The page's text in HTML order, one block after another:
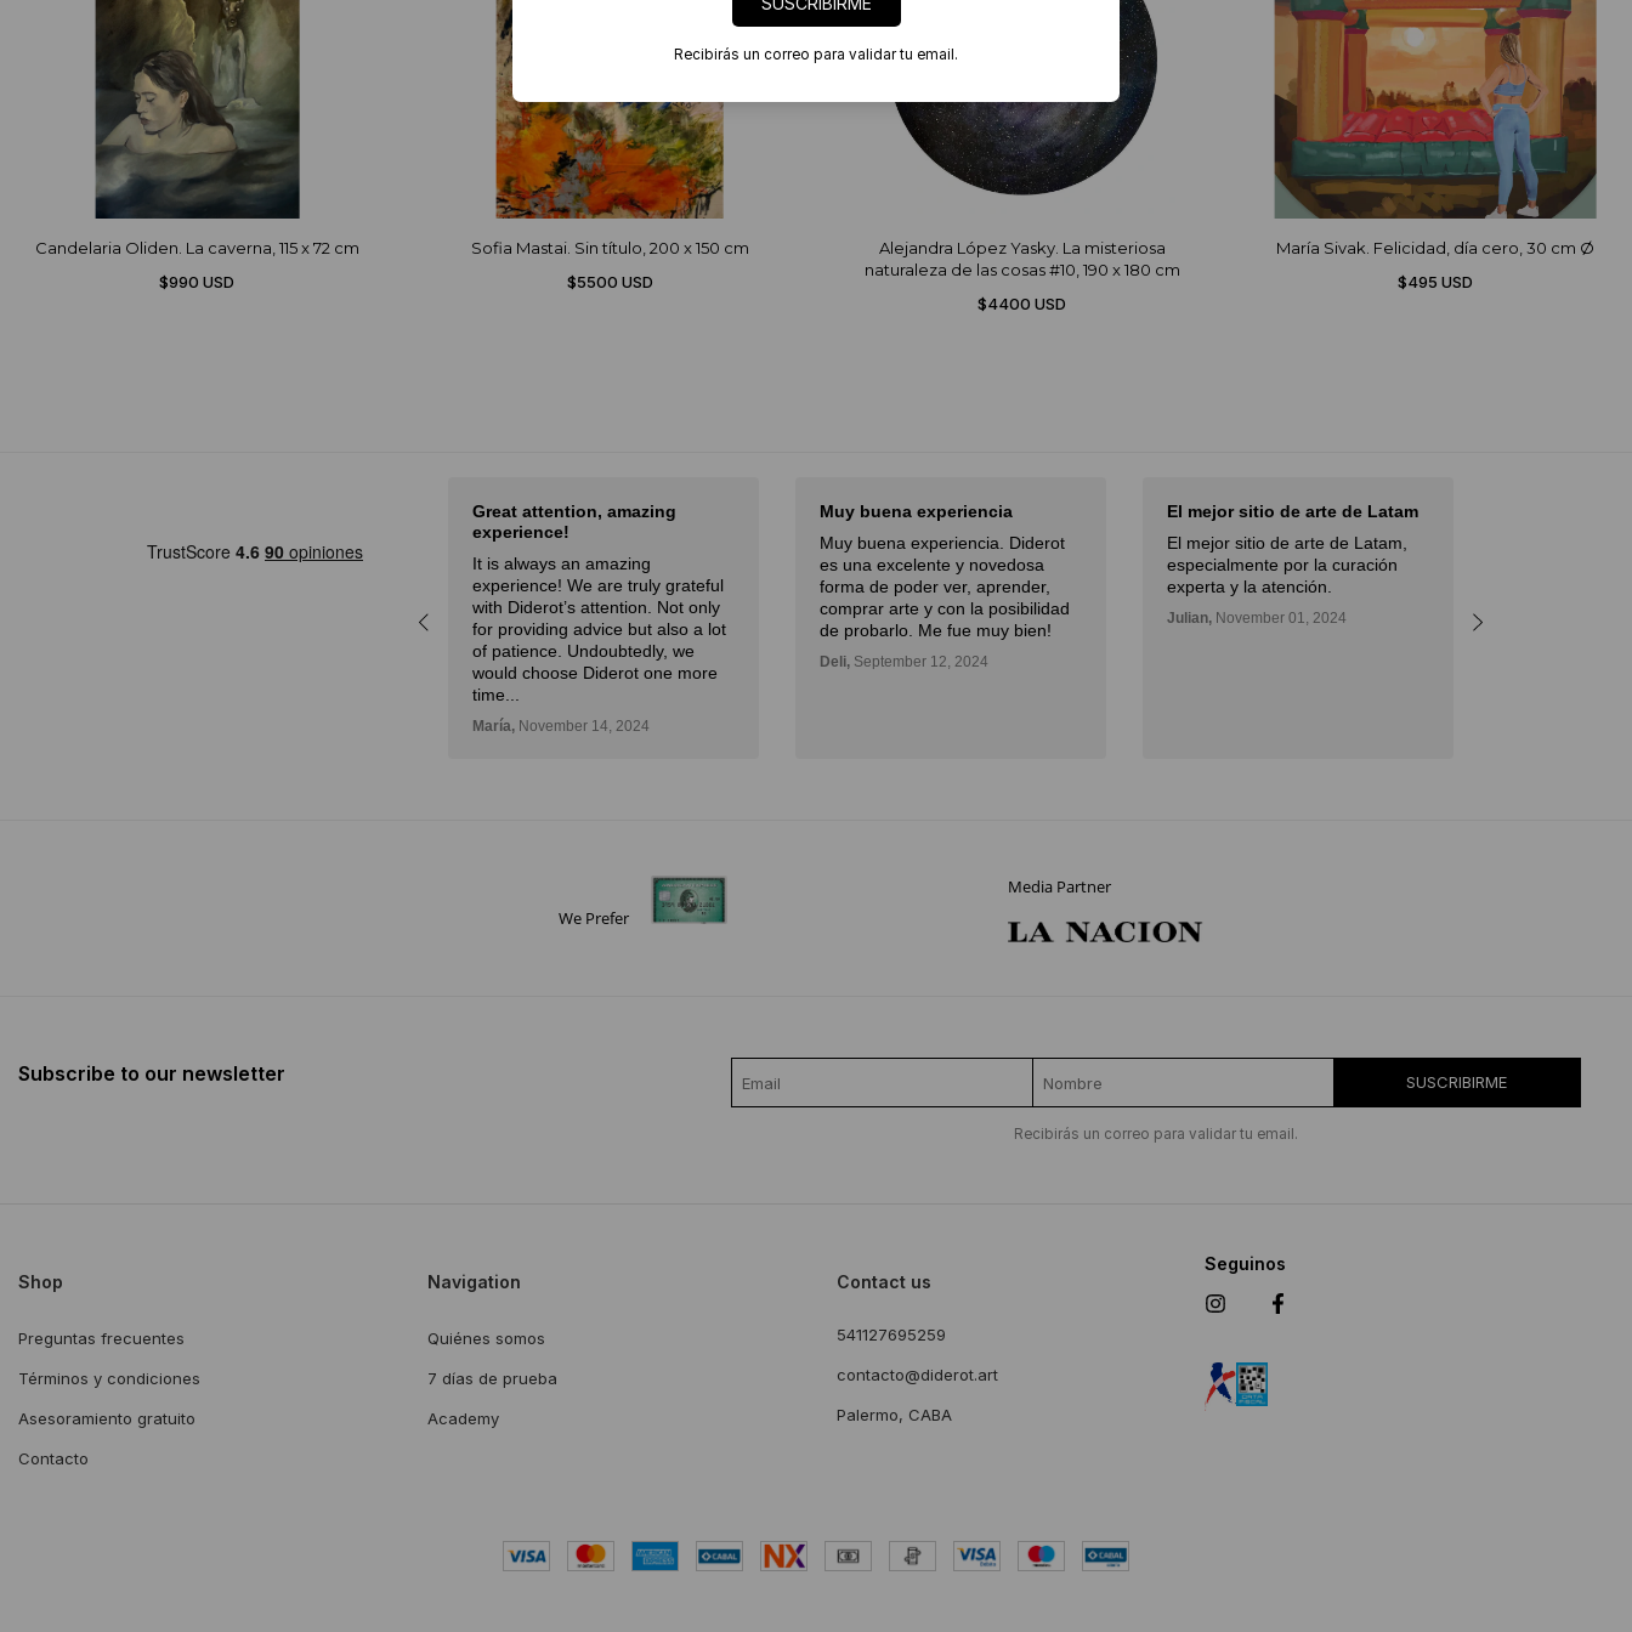
Candelaria Oliden. La caverna, 115 x 72 cm
$990 USD
Sofia Mastai. Sin título, 200 x 150 cm
$5500 USD
Alejandra López Yasky. La misteriosa
naturaleza de las cosas #10, 190 x 180 cm
$4400 USD
María Sivak. Felicidad, día cero, 30 cm Ø
$495 USD
Eduardo,28 de febrero, 2024
Great attention, amazing
experience!
It is always an amazing
experience! We are truly grateful
with Diderot’s attention. Not only
for providing advice but also a lot
of patience. Undoubtedly, we
would choose Diderot one more
time...
María, November 14, 2024
Muy buena experiencia
Muy buena experiencia. Diderot
es una excelente y novedosa
forma de poder ver, aprender,
comprar arte y con la posibilidad
de probarlo. Me fue muy bien!
Deli, September 12, 2024
El mejor sitio de arte de Latam
El mejor sitio de arte de Latam,
especialmente por la curación
experta y la atención.
Julian, November 01, 2024
We Prefer
Media Partner
Subscribe to our newsletter SUSCRIBIRME
Recibirás un correo para validar tu email.
Shop
Preguntas frecuentes
Términos y condiciones
Asesoramiento gratuito
Contacto
Navigation
Quiénes somos
7 días de prueba
Academy
Contact us
541127695259
contacto@diderot.art
Palermo, CABA
Seguinos
Recibirás un correo para validar tu email.